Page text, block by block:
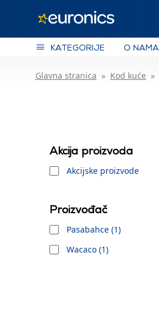
KATEGORIJE O NAMA
Glavna stranica Kod kuće
Akcija proizvoda
Akcijske proizvode
Proizvođač
Pasabahce (1)
Wacaco (1)